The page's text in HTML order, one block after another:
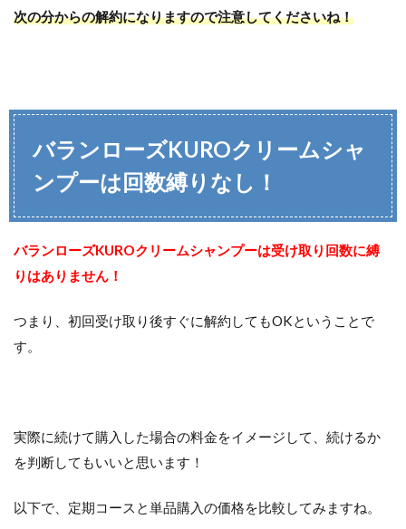
次の分からの解約になりますので注意してくださいね！
バランローズKUROクリームシャ
ンプーは回数縛りなし！
バランローズKUROクリームシャンプーは受け取り回数に縛
りはありません！
つまり、初回受け取り後すぐに解約してもOKということで
す。
実際に続けて購入した場合の料金をイメージして、続けるか
を判断してもいいと思います！
以下で、定期コースと単品購入の価格を比較してみますね。